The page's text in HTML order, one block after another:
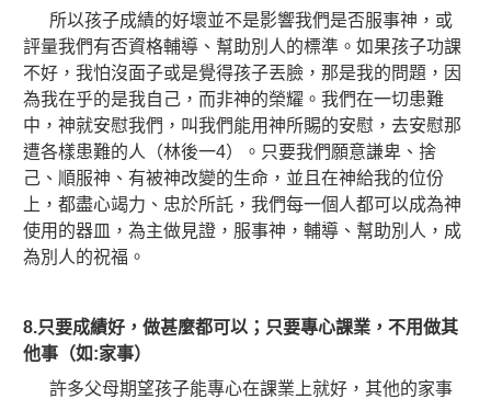
所以孩子成績的好壞並不是影響我們是否服事神，或
評量我們有否資格輔導、幫助別人的標準。如果孩子功課
不好，我怕沒面子或是覺得孩子丟臉，那是我的問題，因
為我在乎的是我自己，而非神的榮耀。我們在一切患難
中，神就安慰我們，叫我們能用神所賜的安慰，去安慰那
遭各樣患難的人（林後一4）。只要我們願意謙卑、捨
己、順服神、有被神改變的生命，並且在神給我的位份
上，都盡心竭力、忠於所託，我們每一個人都可以成為神
使用的器皿，為主做見證，服事神，輔導、幫助別人，成
為別人的祝福。
8.只要成績好，做甚麼都可以；只要專心課業，不用做其
他事（如:家事）
許多父母期望孩子能專心在課業上就好，其他的家事